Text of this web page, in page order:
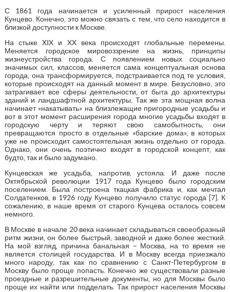
С 1861 года начинается и усиленный прирост населения
Кунцево. Конечно, это можно связать с тем, что село находится в
близкой доступности к Москве.
На стыке XIX и XX века происходят глобальные перемены.
Меняется городское мировоззрение на жизнь, принципы
жизнеустройства города. С появлением новых социально
значимых сил, классов, меняется сама концептуальная основа
города, она трансформируется, подстраивается под те условия,
которые происходят на данный момент в мире. Безусловно, это
затрагивает все сферы деятельности, от быта до архитектуры
зданий и ландшафтной архитектуры. Так же эта мощная волна
начинает «накатывать» на близлежащие пригородные усадьбы и
вот в этот момент расширения города многие усадьбы входят в
городскую черту и теряют свою самобытность, они
превращаются просто в отдельные «барские дома», в которых
уже не происходит самостоятельная жизнь отдельно от города.
Однако, они очень поэтично входят в городской концепт, как
будто, так и было задумано.
Кунцевская же усадьба, напротив, устояла. И даже после
Октябрьской революции 1917 года Кунцево было городским
поселением. Была построена ткацкая фабрика и, как мечтал
Солдатенков, в 1926 году Кунцево получило статус города [7]. К
сожалению, в наше время от старого Кунцева осталось совсем
немного.
В Москве в начале 20 века начинает складываться своеобразный
ритм жизни, он более быстрый, заводной и даже более жесткий.
На мой взгляд, причина банальная – Москва, на то время не
является столицей государства. И в Москву всегда приезжало
много народу, так как по сравнению с Санкт-Петербургом в
Москву было проще попасть. Конечно же существовали разные
проездные и разрешительные документы, но для Москвы было
проще их найти или подделать. Так прирост населения Москвы